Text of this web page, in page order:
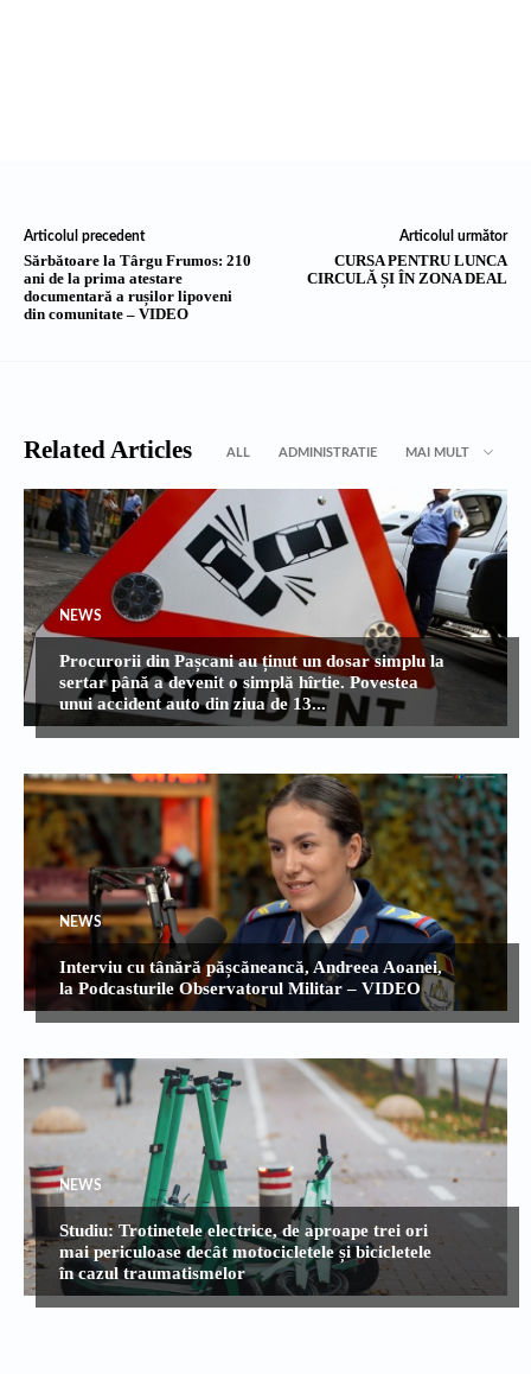
Articolul precedent
Sărbătoare la Târgu Frumos: 210
ani de la prima atestare
documentară a rușilor lipoveni
din comunitate – VIDEO
Articolul următor
CURSA PENTRU LUNCA
CIRCULĂ ȘI ÎN ZONA DEAL
Related Articles ALL ADMINISTRATIE MAI MULT
NEWS
Procurorii din Pașcani au ținut un dosar simplu la
sertar până a devenit o simplă hîrtie. Povestea
unui accident auto din ziua de 13...
NEWS
Interviu cu tânără pășcăneancă, Andreea Aoanei,
la Podcasturile Observatorul Militar – VIDEO
NEWS
Studiu: Trotinetele electrice, de aproape trei ori
mai periculoase decât motocicletele și bicicletele
în cazul traumatismelor